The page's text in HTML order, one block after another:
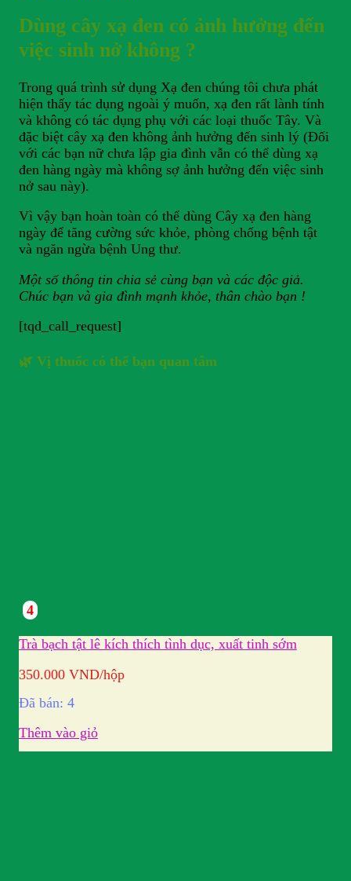
Dùng cây xạ đen có ảnh hưởng đến
việc sinh nở không ?
Trong quá trình sử dụng Xạ đen chúng tôi chưa phát
hiện thấy tác dụng ngoài ý muốn, xạ đen rất lành tính
và không có tác dụng phụ với các loại thuốc Tây. Và
đặc biệt cây xạ đen không ảnh hưởng đến sinh lý (Đối
với các bạn nữ chưa lập gia đình vẫn có thể dùng xạ
đen hàng ngày mà không sợ ảnh hưởng đến việc sinh
nở sau này).
Vì vậy bạn hoàn toàn có thể dùng Cây xạ đen hàng
ngày để tăng cường sức khỏe, phòng chống bệnh tật
và ngăn ngừa bệnh Ung thư.
Một số thông tin chia sẻ cùng bạn và các độc giả.
Chúc bạn và gia đình mạnh khỏe, thân chào bạn !
[tqd_call_request]
🌿 Vị thuốc có thể bạn quan tâm
4
Trà bạch tật lê kích thích tình dục, xuất tinh sớm
350.000 VND/hộp
Đã bán: 4
Thêm vào giỏ